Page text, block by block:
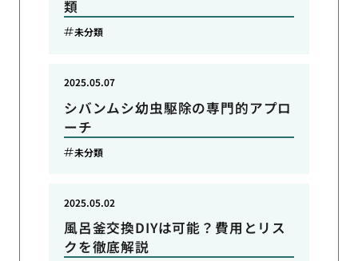
類
未分類
シバンムシ幼虫駆除の専門的アプロ
ーチ
2025.05.07
未分類
風呂釜交換DIYは可能？費用とリス
クを徹底解説
2025.05.02